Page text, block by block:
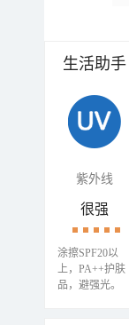
生活助手
紫外线
很强
涂擦SPF20以
上，PA++护肤
品，避强光。